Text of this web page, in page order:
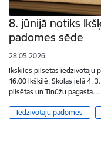
8. jūnijā notiks
padomes sēde
28.05.2026.
Ikšķiles pilsētas iedzīvotāju
16.00 Ikšķilē, Skolas ielā 4,
pilsētas un Tīnūžu pagasta…
Iedzīvotāju padomes